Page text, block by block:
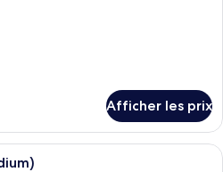
Afficher les prix
Une chambre d’hôtel avec un lit,